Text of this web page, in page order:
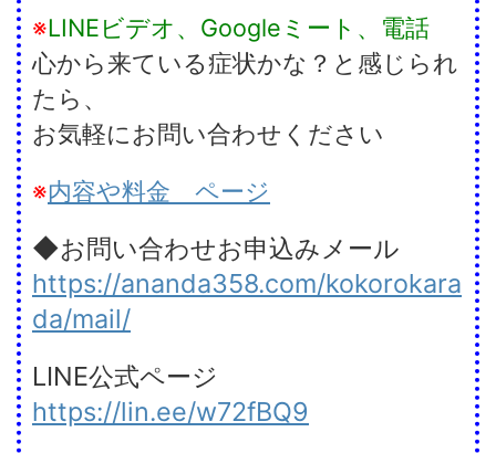
※LINEビデオ、Googleミート、電話
心から来ている症状かな？と感じられ
たら、
お気軽にお問い合わせください
※内容や料金 ページ
◆お問い合わせお申込みメール
https://ananda358.com/kokorokara
da/mail/
LINE公式ページ
https://lin.ee/w72fBQ9